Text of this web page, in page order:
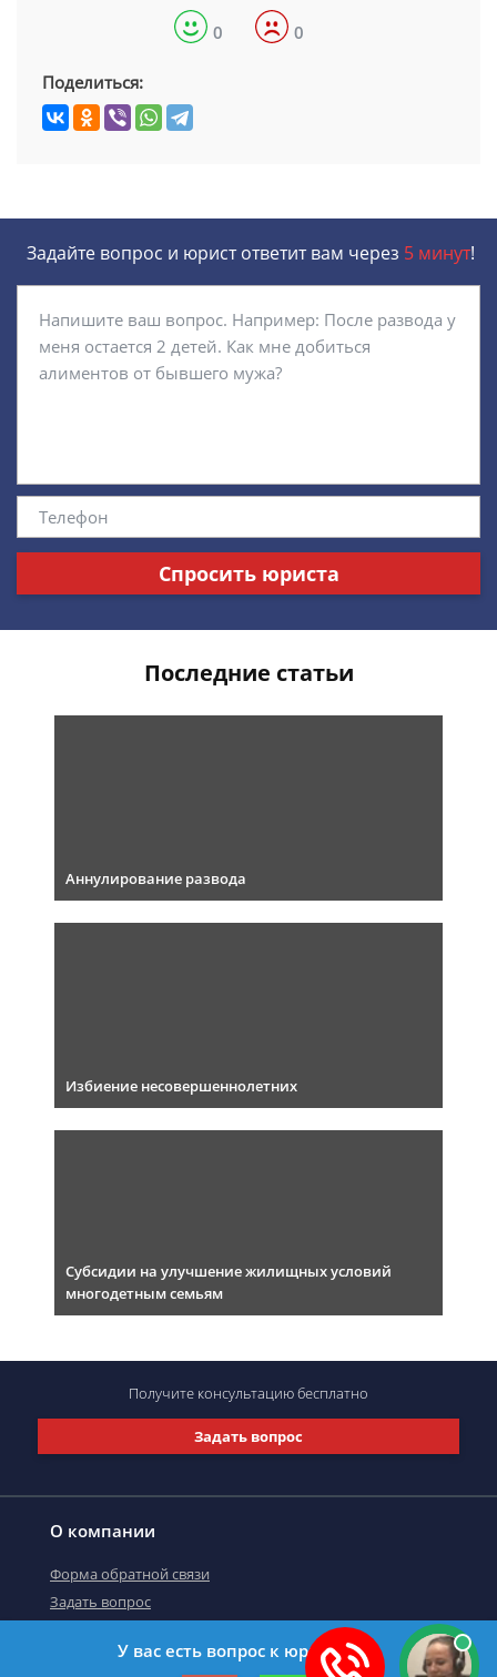
0 0
Поделиться:
Задайте вопрос и юрист ответит вам через 5 минут!
Спросить юриста
Последние статьи
Аннулирование развода
Избиение несовершеннолетних
Субсидии на улучшение жилищных условий
многодетным семьям
О компании
Форма обратной связи
Задать вопрос
Задать вопрос
Получите консультациюбесплатно
У вас есть вопрос к юристу?